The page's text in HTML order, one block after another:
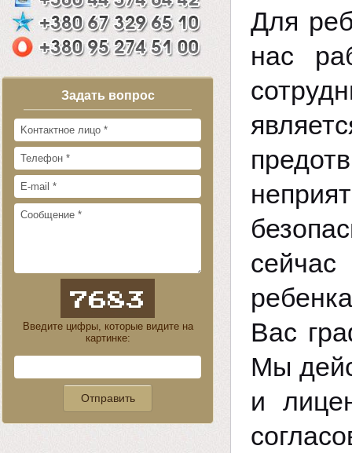
Задать вопрос
Введите цифры, которые видите на
картинке:
Для
нас
Вас
Мы
и